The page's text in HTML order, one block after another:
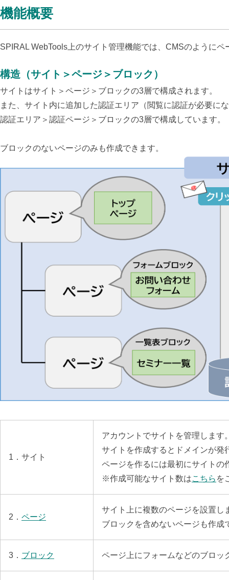
機能概要
SPIRAL WebTools上のサイト管理機能では、CMSのように
構造（サイト＞ページ＞ブロック）
サイトはサイト＞ページ＞ブロックの3層で構成されます。
また、サイト内に追加した認証エリア（閲覧に認証が必要に
認証エリア＞認証ページ＞ブロックの3層で構成しています。
ブロックのないページのみも作成できます。
1．サイト
アカウントでサイトを管理します
サイトを作成するとドメインが発
ページを作るには最初にサイトの
※作成可能なサイト数はこちら を
2． ページ
サイト上に複数のページを設置し
ブロックを含めないページも作成
3． ブロック ページ上にフォームなどのブロッ